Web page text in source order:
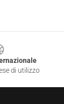
di utilizzo